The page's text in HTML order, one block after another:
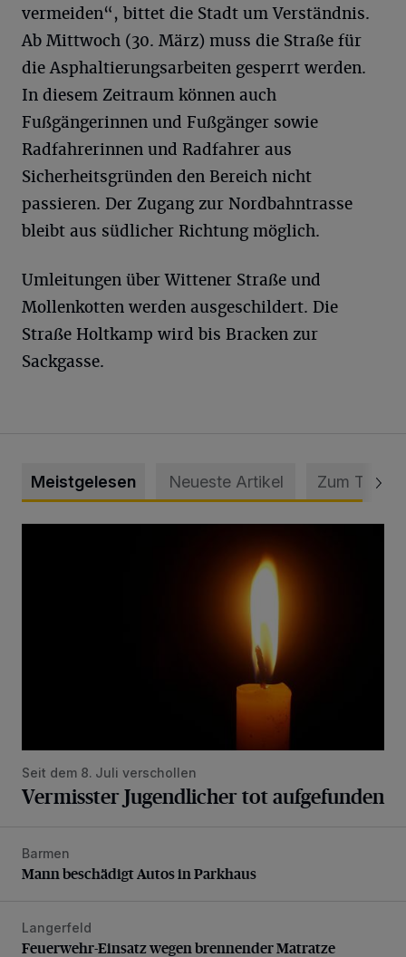
vermeiden“, bittet die Stadt um Verständnis.
Ab Mittwoch (30. März) muss die Straße für
die Asphaltierungsarbeiten gesperrt werden.
In diesem Zeitraum können auch
Fußgängerinnen und Fußgänger sowie
Radfahrerinnen und Radfahrer aus
Sicherheitsgründen den Bereich nicht
passieren. Der Zugang zur Nordbahntrasse
bleibt aus südlicher Richtung möglich.
Umleitungen über Wittener Straße und
Mollenkotten werden ausgeschildert. Die
Straße Holtkamp wird bis Bracken zur
Sackgasse.
Meistgelesen Neueste Artikel Zum Thema
Seit dem 8. Juli verschollen
Vermisster Jugendlicher tot aufgefunden
Mann beschädigt Autos in Parkhaus
Barmen
Mann beschädigt Autos in Parkhaus
Feuerwehr-Einsatz wegen brennender Matratze
Langerfeld
Feuerwehr-Einsatz wegen brennender Matratze